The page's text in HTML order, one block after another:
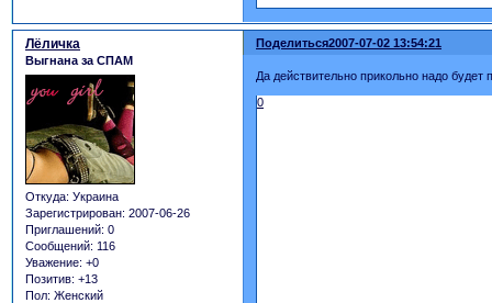
Поделиться2007-07-02 13:54:21
Лёличка
Выгнана за СПАМ
Откуда: Украина
Зарегистрирован: 2007-06-26
Приглашений: 0
Сообщений: 116
Уважение: +0
Позитив: +13
Пол: Женский
Да действительно прикольно надо будет
0